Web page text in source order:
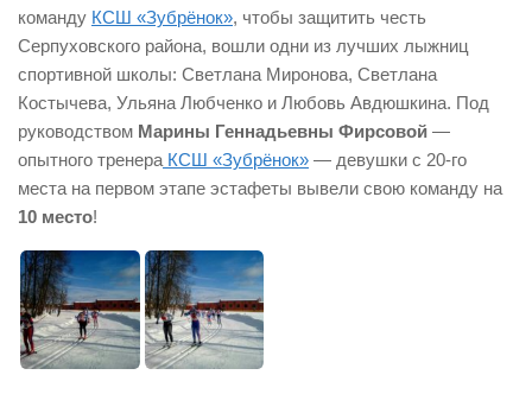
команду КСШ «Зубрёнок», чтобы защитить честь
Серпуховского района, вошли одни из лучших лыжниц
спортивной школы: Светлана Миронова, Светлана
Костычева, Ульяна Любченко и Любовь Авдюшкина. Под
руководством Марины Геннадьевны Фирсовой —
опытного тренера КСШ «Зубрёнок» — девушки с 20-го
места на первом этапе эстафеты вывели свою команду на
10 место!